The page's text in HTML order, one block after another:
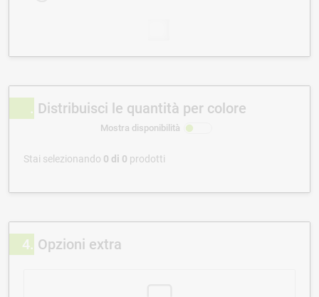
Distribuisci le quantità per colore
Mostra disponibilità
Stai selezionando 0 di 0 prodotti
4 Opzioni extra